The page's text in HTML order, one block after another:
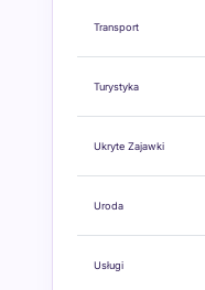
Transport
Turystyka
Ukryte Zajawki
Uroda
Usługi